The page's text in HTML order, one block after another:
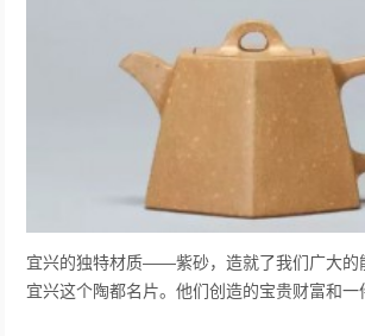
宜兴的独特材质——紫砂，造就了我们广大的
宜兴这个陶都名片。他们创造的宝贵财富和一